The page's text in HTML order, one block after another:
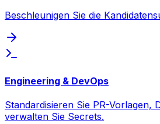
Beschleunigen Sie die
Engineering & DevOps
Standardisieren Sie PR-Vorlagen,
verwalten Sie Secrets.